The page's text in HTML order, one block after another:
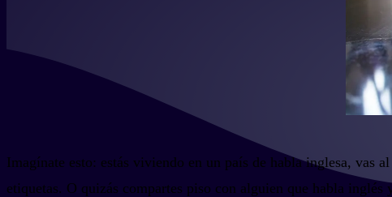
Imagínate esto: estás viviendo en un país de habla inglesa, vas
etiquetas. O quizás compartes piso con alguien que habla